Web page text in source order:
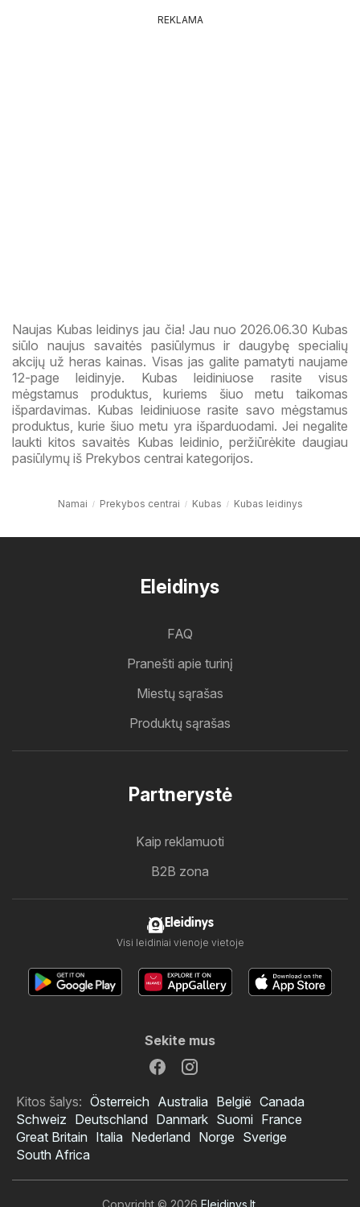
REKLAMA
Naujas Kubas leidinys jau čia! Jau nuo 2026.06.30 Kubas
siūlo naujus savaitės pasiūlymus ir daugybę specialių
akcijų už heras kainas. Visas jas galite pamatyti naujame
12-page leidinyje. Kubas leidiniuose rasite visus
mėgstamus produktus, kuriems šiuo metu taikomas
išpardavimas. Kubas leidiniuose rasite savo mėgstamus
produktus, kurie šiuo metu yra išparduodami. Jei negalite
laukti kitos savaitės Kubas leidinio, peržiūrėkite daugiau
pasiūlymų iš Prekybos centrai kategorijos.
Namai Prekybos centrai Kubas Kubas leidinys
Eleidinys
FAQ
Pranešti apie turinį
Miestų sąrašas
Produktų sąrašas
Partnerystė
Kaip reklamuoti
B2B zona
Eleidinys
Visi leidiniai vienoje vietoje
Sekite mus
Kitos šalys: Österreich Australia België Canada
Schweiz Deutschland Danmark Suomi France
Great Britain Italia Nederland Norge Sverige
South Africa
Copyright © 2026 Eleidinys.lt